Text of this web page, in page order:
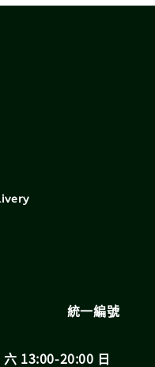
編號
13:00-20:00 日